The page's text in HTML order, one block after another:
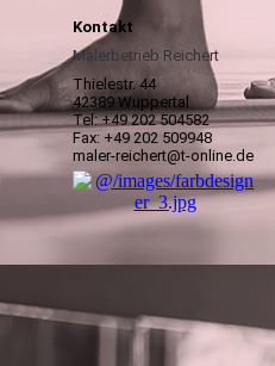
Kontakt
Malerbetrieb Reichert
Thielestr. 44
42389 Wuppertal
Tel: +49 202 504582
Fax: +49 202 509948
maler-reichert@t-online.de